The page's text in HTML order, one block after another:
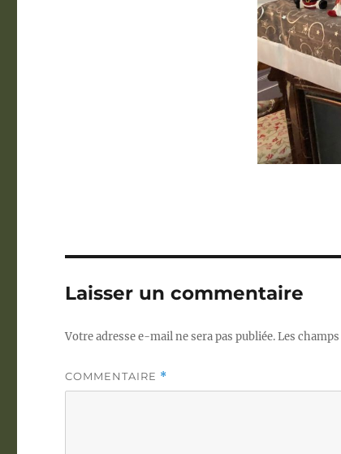
Laisser un commentaire
Votre adresse e-mail ne sera pas publiée.Les
COMMENTAIRE *